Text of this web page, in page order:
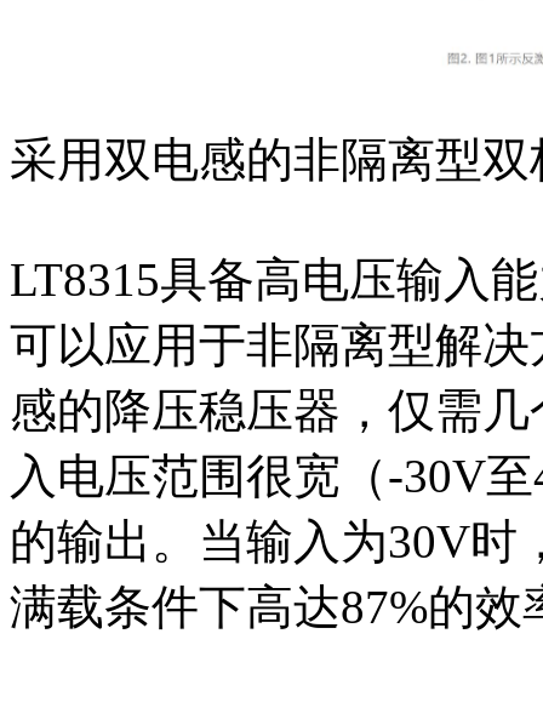
采用双电感的非隔离型
LT8315具备高电压输入
可以应用于非隔离型解
感的降压稳压器，仅需
入电压范围很宽（-30V
的输出。当输入为30V时
满载条件下高达87%的效